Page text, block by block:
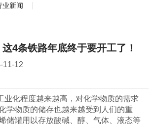
业新闻
4条铁路年底终于要开工了！
11-12
业化程度越来越高，对化学物质的需求
学物质的储存也越来越受到人们的重
储罐用以存放酸碱、醇、气体、液态等